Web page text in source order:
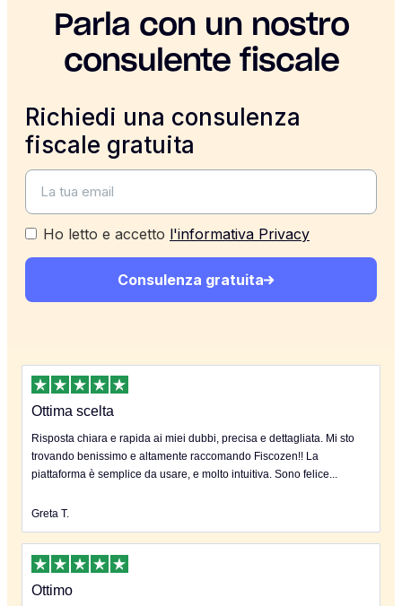
Parla con un nostro
consulente fiscale
Richiedi una consulenza
fiscale gratuita
Ho letto e accetto l'informativa Privacy
Consulenza gratuita
Ottima scelta
Risposta chiara e rapida ai miei dubbi, precisa e dettagliata. Mi sto
trovando benissimo e altamente raccomando Fiscozen!! La
piattaforma è semplice da usare, e molto intuitiva. Sono felice...
Greta T.
Ottimo